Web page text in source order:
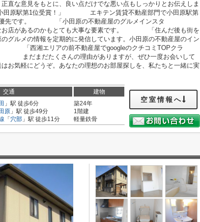
意見をもとに、良い点だけでな悪い点もしっかりとお伝えしま
駅第1位受賞！」 エキテン賃貸不動産部門で小田原駅第
優先です。 「小田原の不動産屋のグルメインスタ
があるのかもとても大事な要素です。 「住んだ後も街を
メの情報を定期的に発信しています。小田原の不動産屋のイン
「西湘エリアの前不動産屋でgoogleのクチコミTOPクラ
まだたくさんの理由がありますが、ぜひ一度お会いして
お気軽にどうぞ。あなたの理想のお部屋探しを、私たちと一緒に実
交通 建物
」駅 徒歩6分
原 」駅 徒歩49分
「 穴部 」駅 徒歩11分
築24年
1階建
軽量鉄骨
空室情報へ